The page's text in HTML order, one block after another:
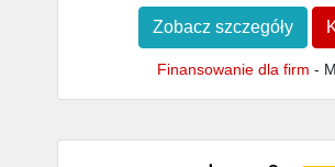
Zobacz szczegóły
Finansowanie dla firm -